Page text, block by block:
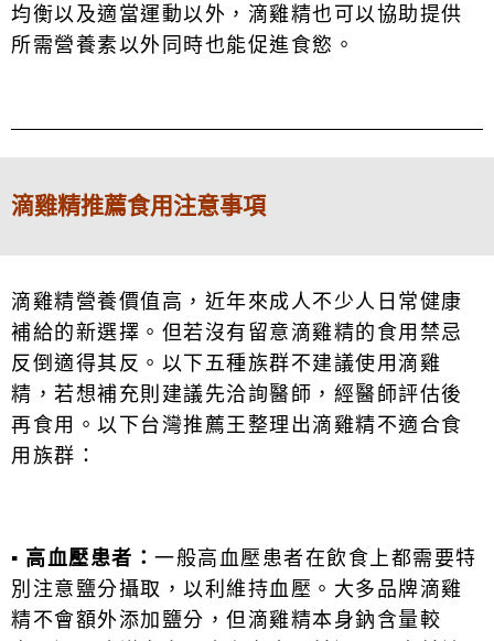
均衡以及適當運動以外，滴雞精也可以協助提供
所需營養素以外同時也能促進食慾。
滴雞精推薦食用注意事項
滴雞精營養價值高，近年來成人不少人日常健康
補給的新選擇。但若沒有留意滴雞精的食用禁忌
反倒適得其反。以下五種族群不建議使用滴雞
精，若想補充則建議先洽詢醫師，經醫師評估後
再食用。以下台灣推薦王整理出滴雞精不適合食
用族群：
▪ 高血壓患者： 一般高血壓患者在飲食上都需要特
別注意鹽分攝取，以利維持血壓。大多品牌滴雞
精不會額外添加鹽分，但滴雞精本身鈉含量較